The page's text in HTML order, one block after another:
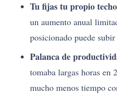
Tu fijas tu propio
un aumento anual
posicionado puede
Palanca de
tomaba largas horas en
mucho menos tiempo